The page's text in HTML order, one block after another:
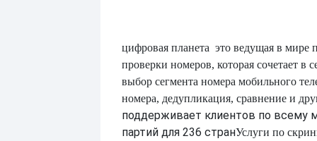
цифровая планета это ведущая в мире
проверки номеров, которая сочетает в
выбор сегмента номера мобильного
номера, дедупликация, сравнение и
поддерживает клиентов по всему
партий для 236 странУслуги по